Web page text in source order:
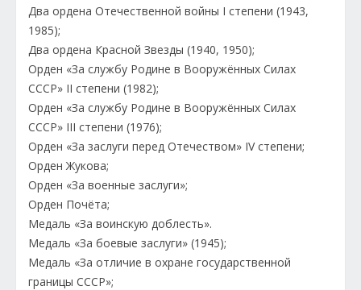
Два ордена Отечественной войны I степени (1943,
1985);
Два ордена Красной Звезды (1940, 1950);
Орден «За службу Родине в Вооружённых Силах
СССР» II степени (1982);
Орден «За службу Родине в Вооружённых Силах
СССР» III степени (1976);
Орден «За заслуги перед Отечеством» IV степени;
Орден Жукова;
Орден «За военные заслуги»;
Орден Почёта;
Медаль «За воинскую доблесть».
Медаль «За боевые заслуги» (1945);
Медаль «За отличие в охране государственной
границы СССР»;